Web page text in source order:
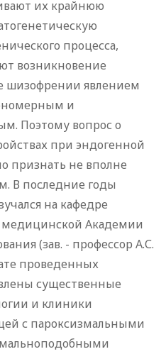
их крайнюю
процесса,
возникновение
шизофрении явлением
и
Поэтому вопрос о
при эндогенной
признать не вполне
В последние годы
на кафедре
медицинской Академии
(зав. - профессор А.С.
проведенных
существенные
и клиники
с пароксизмальными